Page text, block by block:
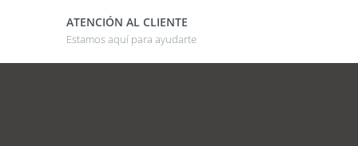
ATENCIÓN AL CLIENTE
Estamos aquí para ayudarte